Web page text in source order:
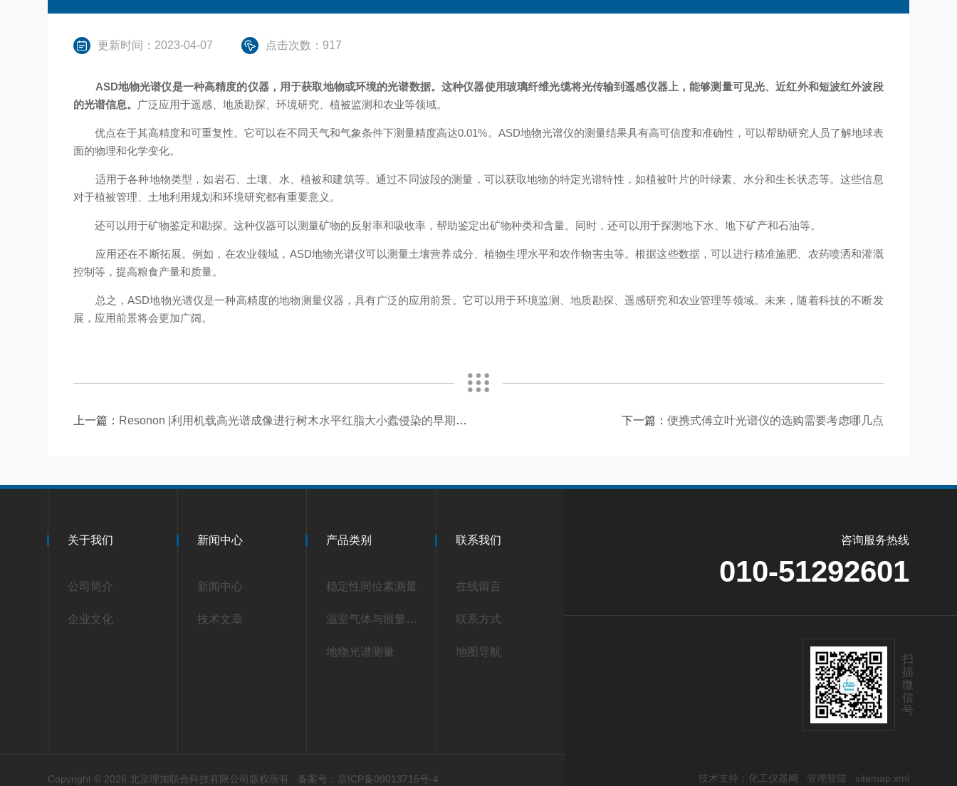
更新时间：2023-04-07 点击次数：917
ASD地物光谱仪是一种高精度的仪器，用于获取地物或环境的光谱数据。这种仪器使用玻璃纤维光缆将光传输到遥感仪器上，能够测量可见光、近红外和短波红外波段
的光谱信息。 广泛应用于遥感、地质勘探、环境研究、植被监测和农业等领域。
优点在于其高精度和可重复性。它可以在不同天气和气象条件下测量精度高达0.01%。ASD地物光谱仪的测量结果具有高可信度和准确性，可以帮助研究人员了解地球表
面的物理和化学变化。
适用于各种地物类型，如岩石、土壤、水、植被和建筑等。通过不同波段的测量，可以获取地物的特定光谱特性，如植被叶片的叶绿素、水分和生长状态等。这些信息
对于植被管理、土地利用规划和环境研究都有重要意义。
还可以用于矿物鉴定和勘探。这种仪器可以测量矿物的反射率和吸收率，帮助鉴定出矿物种类和含量。同时，还可以用于探测地下水、地下矿产和石油等。
应用还在不断拓展。例如，在农业领域，ASD地物光谱仪可以测量土壤营养成分、植物生理水平和农作物害虫等。根据这些数据，可以进行精准施肥、农药喷洒和灌溉
控制等，提高粮食产量和质量。
总之，ASD地物光谱仪是一种高精度的地物测量仪器，具有广泛的应用前景。它可以用于环境监测、地质勘探、遥感研究和农业管理等领域。未来，随着科技的不断发
展，应用前景将会更加广阔。
上一篇： Resonon |利用机载高光谱成像进行树木水平红脂大小蠹侵染的早期监测 下一篇： 便携式傅立叶光谱仪的选购需要考虑哪几点
关于我们
公司简介
企业文化
新闻中心
新闻中心
技术文章
产品类别
稳定性同位素测量
温室气体与痕量气体测量
地物光谱测量
联系我们
在线留言
联系方式
地图导航
咨询服务热线
010-51292601
扫
描
微
信
号
Copyright © 2026 北京理加联合科技有限公司版权所有 备案号：京ICP备09013715号-4 技术支持： 化工仪器网 管理登陆 sitemap.xml